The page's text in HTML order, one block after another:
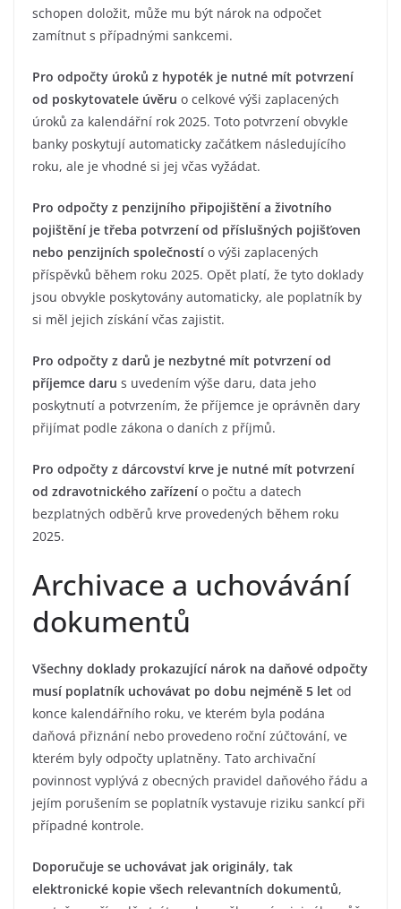
schopen doložit, může mu být nárok na odpočet
zamítnut s případnými sankcemi.
Pro odpočty úroků z hypoték je nutné mít potvrzení
od poskytovatele úvěru o celkové výši zaplacených
úroků za kalendářní rok 2025. Toto potvrzení obvykle
banky poskytují automaticky začátkem následujícího
roku, ale je vhodné si jej včas vyžádat.
Pro odpočty z penzijního připojištění a životního
pojištění je třeba potvrzení od příslušných pojišťoven
nebo penzijních společností o výši zaplacených
příspěvků během roku 2025. Opět platí, že tyto doklady
jsou obvykle poskytovány automaticky, ale poplatník by
si měl jejich získání včas zajistit.
Pro odpočty z darů je nezbytné mít potvrzení od
příjemce daru s uvedením výše daru, data jeho
poskytnutí a potvrzením, že příjemce je oprávněn dary
přijímat podle zákona o daních z příjmů.
Pro odpočty z dárcovství krve je nutné mít potvrzení
od zdravotnického zařízení o počtu a datech
bezplatných odběrů krve provedených během roku
2025.
Archivace a uchovávání
dokumentů
Všechny doklady prokazující nárok na daňové odpočty
musí poplatník uchovávat po dobu nejméně 5 let od
konce kalendářního roku, ve kterém byla podána
daňová přiznání nebo provedeno roční zúčtování, ve
kterém byly odpočty uplatněny. Tato archivační
povinnost vyplývá z obecných pravidel daňového řádu a
jejím porušením se poplatník vystavuje riziku sankcí při
případné kontrole.
Doporučuje se uchovávat jak originály, tak
elektronické kopie všech relevantních dokumentů,